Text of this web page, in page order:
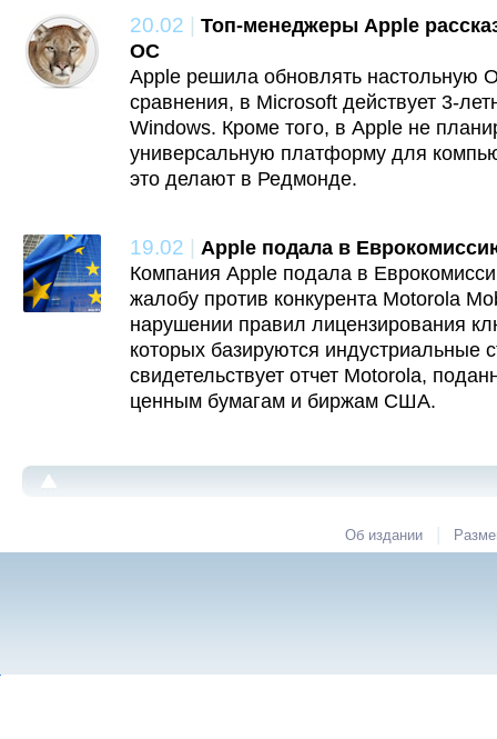
20.02 | Топ-менеджеры Apple
ОС
Apple решила обновлять настольную
сравнения, в Microsoft действует 3-
Windows. Кроме того, в Apple не
универсальную платформу для
это делают в Редмонде.
19.02 | Apple подала в
Компания Apple подала в
жалобу против конкурента Motorola
нарушении правил лицензирования
которых базируются индустриальные
свидетельствует отчет Motorola,
ценным бумагам и биржам США.
Об издании |